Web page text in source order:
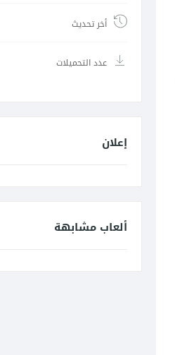
أخر تحديث
عدد التحميلات
إعلان
ألعاب مشابهة